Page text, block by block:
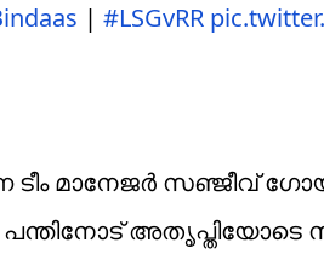
| #LSGvRR
മാനേജര്‍ സഞ്ജീവ്
അതൃപ്തിയോടെ